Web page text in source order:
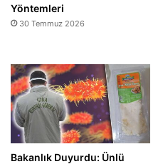
Yöntemleri
30 Temmuz 2026
Bakanlık Duyurdu: Ünlü